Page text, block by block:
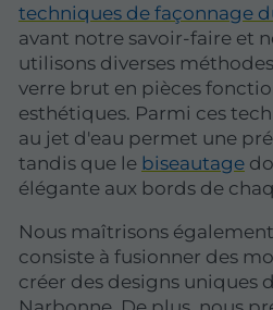
techniques de façonnage
avant notre savoir-faire et
utilisons diverses
verre brut en pièces
esthétiques. Parmi ces
au jet d'eau permet une
tandis que le biseautage
élégante aux bords de
Nous maîtrisons
consiste à fusionner des
créer des designs uniques